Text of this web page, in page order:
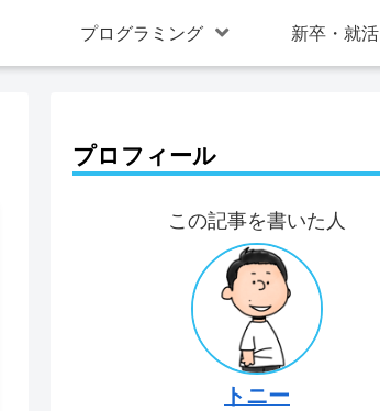
プログラミング 新卒・就活
プロフィール
この記事を書いた人
トニー